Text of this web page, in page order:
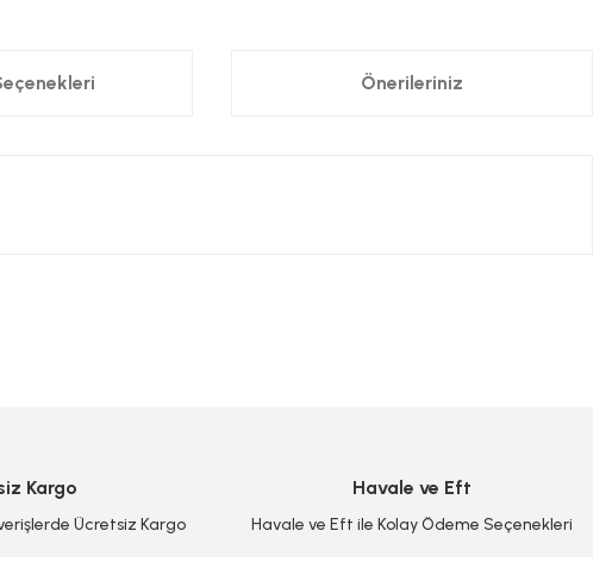
Önerileriniz
Kargo
Ücretsiz Kargo
Havale ve Eft
Havale ve Eft ile Kolay Ödeme Seçenekleri